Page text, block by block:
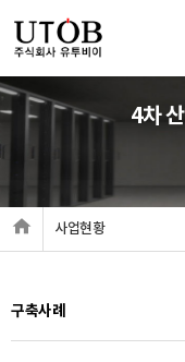
4차
사업현황
구축사례